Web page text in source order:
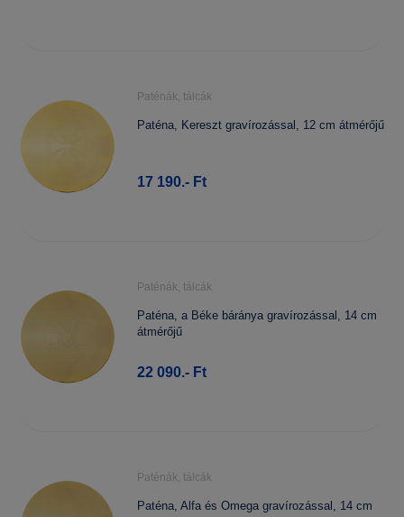
Paténák, tálcák
Paténa, Kereszt gravírozással, 12 cm átmérőjű
17 190.- Ft
Paténák, tálcák
Paténa, a Béke báránya gravírozással, 14 cm
átmérőjű
22 090.- Ft
Paténák, tálcák
Paténa, Alfa és Omega gravírozással, 14 cm